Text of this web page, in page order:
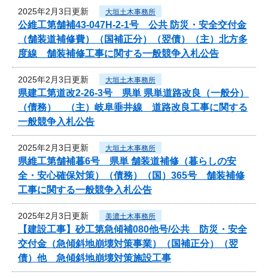
2025年2月3日更新 大垣土木事務所
公維工第舗補43-047H-2-1号 公共 防災・安全交付金
（舗装道補修費）（国補正分）（翌債）（主）北方多
度線 舗装補修工事に関する一般競争入札公告
2025年2月3日更新 大垣土木事務所
県建工第道改2-26-3号 県単 県単道路改良（一般分）
（債務） （主）岐阜垂井線 道路改良工事に関する
一般競争入札公告
2025年2月3日更新 大垣土木事務所
県維工第舗補暮6号 県単 舗装道補修（暮らしの安
全・安心確保対策）（債務）（国）365号 舗装補修
工事に関する一般競争入札公告
2025年2月3日更新 美濃土木事務所
【建設工事】砂工第急傾補080他号/公共 防災・安全
交付金（急傾斜地崩壊対策事業）（国補正分）（翌
債）他 急傾斜地崩壊対策施設工事